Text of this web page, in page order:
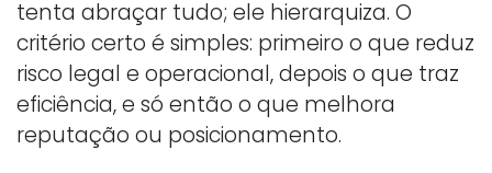
tenta abraçar tudo; ele hierarquiza. O
critério certo é simples: primeiro o que reduz
risco legal e operacional, depois o que traz
eficiência, e só então o que melhora
reputação ou posicionamento.